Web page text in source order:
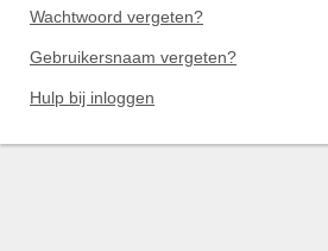
Wachtwoord vergeten?
Gebruikersnaam vergeten?
Hulp bij inloggen